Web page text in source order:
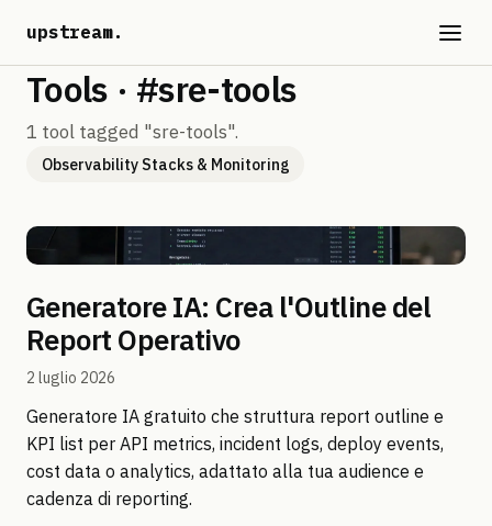
Tools · #sre-tools
1 tool tagged "sre-tools".
Observability Stacks & Monitoring
Generatore IA: Crea l'Outline del
Report Operativo
2 luglio 2026
Generatore IA gratuito che struttura report outline e
KPI list per API metrics, incident logs, deploy events,
cost data o analytics, adattato alla tua audience e
cadenza di reporting.
upstream.